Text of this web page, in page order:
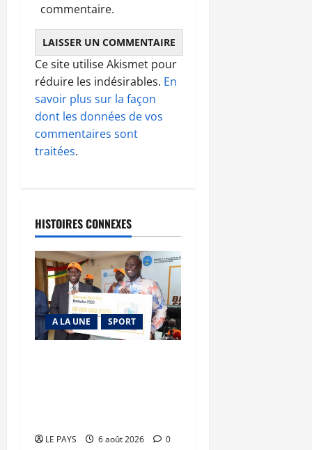
commentaire.
Ce site utilise Akismet pour
réduire les indésirables. En
savoir plus sur la façon
dont les données de vos
commentaires sont
traitées.
HISTOIRES CONNEXES
A LA UNE SPORT
LE PAYS 6 août 2026 0